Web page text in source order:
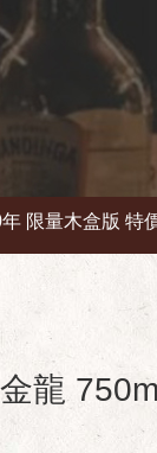
價13900
龍